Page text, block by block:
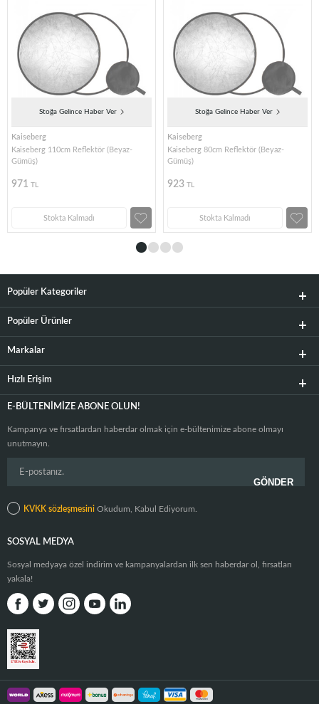
Stoğa Gelince Haber Ver
Kaiseberg
Kaiseberg 110cm Reflektör (Beyaz-
Gümüş)
971 TL
Stokta Kalmadı
Stoğa Gelince Haber Ver
Kaiseberg
Kaiseberg 80cm Reflektör (Beyaz-
Gümüş)
923 TL
Stokta Kalmadı
Popüler Kategoriler
Popüler Ürünler
Markalar
Hızlı Erişim
E-BÜLTENIMIZE ABONE OLUN!
Kampanya ve fırsatlardan haberdar olmak için e-bültenimize abone olmayı
unutmayın.
KVKK sözleşmesini Okudum, Kabul Ediyorum.
SOSYAL MEDYA
Sosyal medyaya özel indirim ve kampanyalardan ilk sen haberdar ol, fırsatları
yakala!